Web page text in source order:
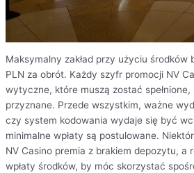
Maksymalny zakład przy użyciu środków
PLN za obrót. Każdy szyfr promocji NV
wytyczne, które muszą zostać spełnione,
przyznane. Przede wszystkim, ważne
czy system kodowania wydaje się być
minimalne wpłaty są postulowane.
NV Casino premia z brakiem depozytu, a
wpłaty środków, by móc skorzystać